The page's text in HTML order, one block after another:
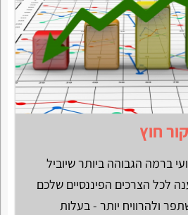
חוץ
ברמה הגבוהה ביותר שיוביל
לכל הצרכים הפיננסיים שלכם
ולהרוויח יותר - בעלות